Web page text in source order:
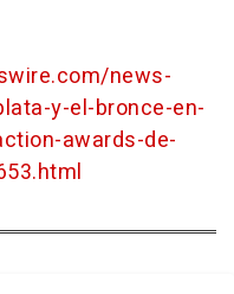
news-
y-el-bronce-en-
awards-de-